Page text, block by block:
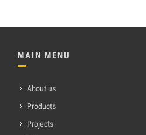
MAIN MENU
About us
Products
Projects